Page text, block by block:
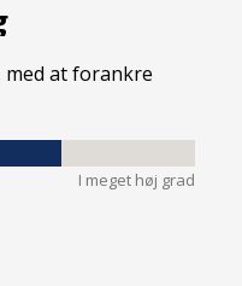
med at forankre
I meget høj grad